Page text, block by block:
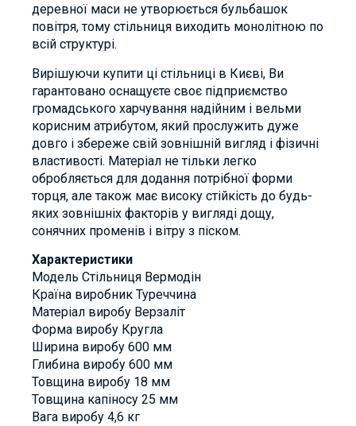
деревної маси не утворюється бульбашок
повітря, тому стільниця виходить монолітною по
всій структурі.
Вирішуючи купити ці стільниці в Києві, Ви
гарантовано оснащуєте своє підприємство
громадського харчування надійним і вельми
корисним атрибутом, який прослужить дуже
довго і збереже свій зовнішній вигляд і фізичні
властивості. Матеріал не тільки легко
обробляється для додання потрібної форми
торця, але також має високу стійкість до будь-
яких зовнішніх факторів у вигляді дощу,
сонячних променів і вітру з піском.
Характеристики
Модель Стільниця Вермодін
Країна виробник Туреччина
Матеріал виробу Верзаліт
Форма виробу Кругла
Ширина виробу 600 мм
Глибина виробу 600 мм
Товщина виробу 18 мм
Товщина капіносу 25 мм
Вага виробу 4,6 кг